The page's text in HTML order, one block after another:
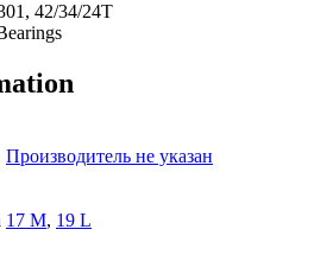
42/34/24T
Производитель не указан
17 M, 19 L